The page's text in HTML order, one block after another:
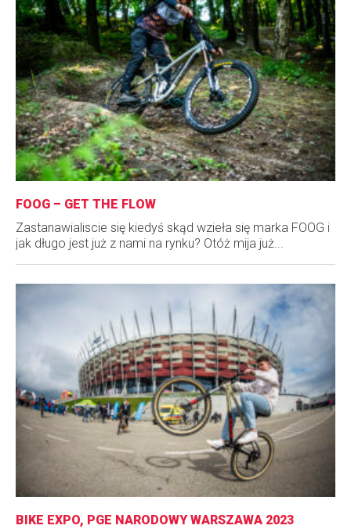
FOOG – GET THE FLOW
Zastanawialiscie się kiedyś skąd wzieła się marka FOOG i
jak długo jest już z nami na rynku? Otóż mija już...
BIKE EXPO, PGE NARODOWY WARSZAWA 2023